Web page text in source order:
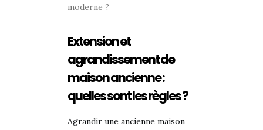
moderne ?
Extension et
agrandissement de
maison ancienne :
quelles sont les règles ?
Agrandir une ancienne maison